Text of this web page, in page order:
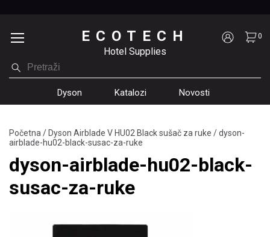
Dyson Katalozi Novosti
ECOTECH
Hotel Supplies
0
Početna /Dyson Airblade V HU02 Black sušač za ruke /dyson-
airblade-hu02-black-susac-za-ruke
dyson-airblade-hu02-black-
susac-za-ruke